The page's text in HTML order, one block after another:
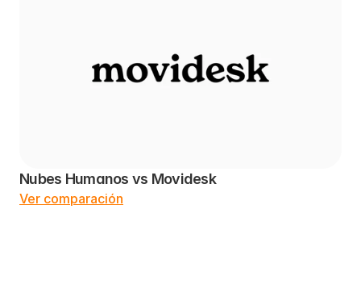
Nubes Humanos vs Movidesk
Ver comparación